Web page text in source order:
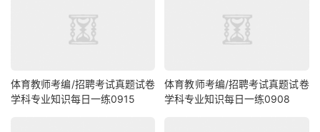
体育教师考编/招聘考试真题试卷
学科专业知识每日一练0915
体育教师考编/招聘考试真题试卷
学科专业知识每日一练0908